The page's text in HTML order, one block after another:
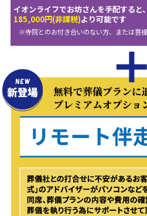
イオンライフでお坊さんを手配する
185,000円(非課税)より可能です
※寺院とのお付き合いのない方、または菩